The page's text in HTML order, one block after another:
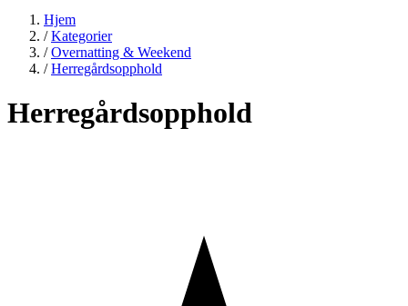
Hjem
/Kategorier
/Overnatting & Weekend
/Herregårdsopphold
Herregårdsopphold